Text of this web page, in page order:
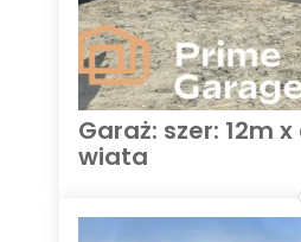
Garaż: szer: 12m
wiata